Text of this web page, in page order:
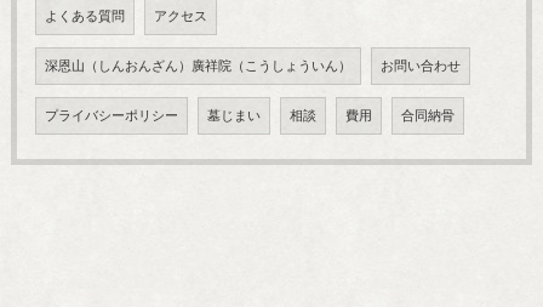
よくある質問 アクセス
深恩山（しんおんざん）廣祥院（こうしょういん） お問い合わせ
プライバシーポリシー 墓じまい 相談 費用 合同納骨